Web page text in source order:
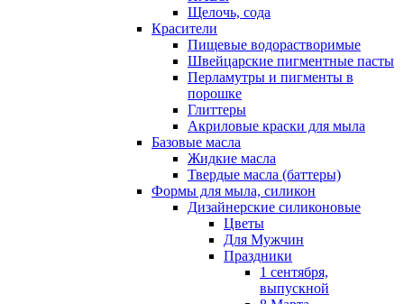
Щелочь, сода
Красители
Пищевые водорастворимые
Швейцарские пигментные пасты
Перламутры и пигменты в
порошке
Глиттеры
Акриловые краски для мыла
Базовые масла
Жидкие масла
Твердые масла (баттеры)
Формы для мыла, силикон
Дизайнерские силиконовые
Цветы
Для Мужчин
Праздники
1 сентября,
выпускной